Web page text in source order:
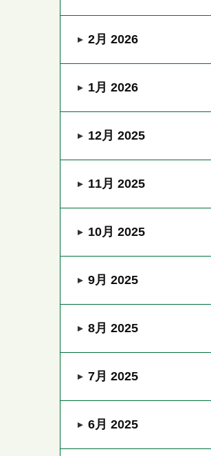
2月 2026
1月 2026
12月 2025
11月 2025
10月 2025
9月 2025
8月 2025
7月 2025
6月 2025